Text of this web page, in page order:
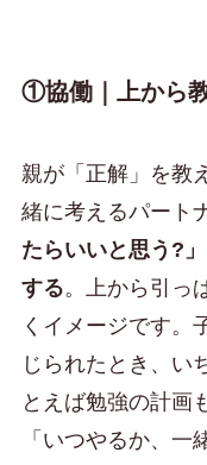
①協働｜上から
親が「正解」を教
緒に考えるパート
たらいいと思う?
する。上から引っ
くイメージです。
じられたとき、い
とえば勉強の計画
「いつやるか、